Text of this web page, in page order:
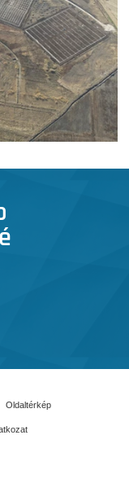
Oldaltérkép